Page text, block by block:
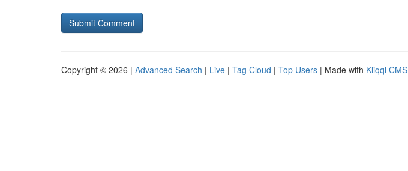
Copyright © 2026 | Advanced Search | Live | Tag Cloud | Top Users | Made with Kliqqi CMS